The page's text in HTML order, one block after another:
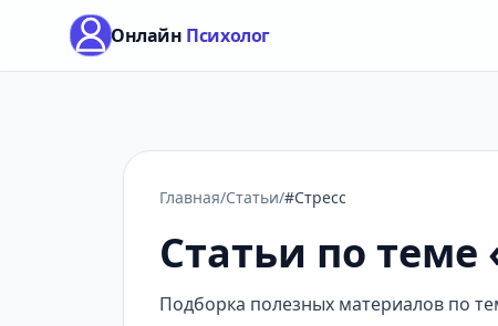
Онлайн Психолог
Главная/Статьи/#Стресс
Статьи по теме
Подборка полезных материалов по